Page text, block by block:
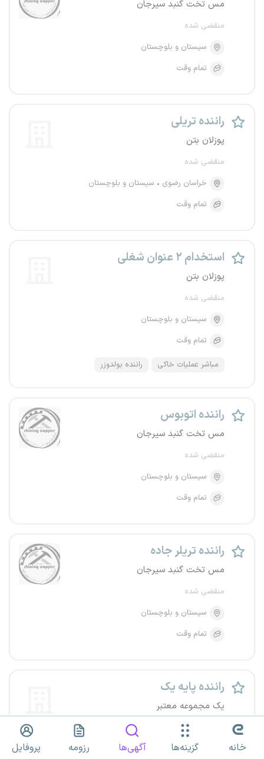
مس تخت گنبد سیرجان
منقضی شده
سیستان و بلوچستان
تمام وقت
راننده تریلی
پوزلان بتن
منقضی شده
خراسان رضوی
سیستان و بلوچستان
تمام وقت
استخدام ۲ عنوان شغلی
پوزلان بتن
منقضی شده
سیستان و بلوچستان
تمام وقت
مباشر عملیات خاکی راننده بولدوزر
راننده اتوبوس
مس تخت گنبد سیرجان
منقضی شده
سیستان و بلوچستان
تمام وقت
راننده تریلر جاده
مس تخت گنبد سیرجان
منقضی شده
سیستان و بلوچستان
تمام وقت
راننده پایه یک
یک مجموعه معتبر
منقضی شده
سیستان و بلوچستان
خانه گزینه‌ها آگهی‌ها رزومه پروفایل